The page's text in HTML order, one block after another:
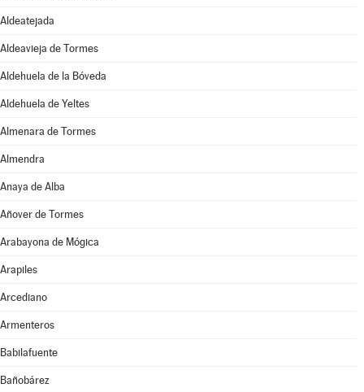
Aldeatejada
Aldeavieja de Tormes
Aldehuela de la Bóveda
Aldehuela de Yeltes
Almenara de Tormes
Almendra
Anaya de Alba
Añover de Tormes
Arabayona de Mógica
Arapiles
Arcediano
Armenteros
Babilafuente
Bañobárez